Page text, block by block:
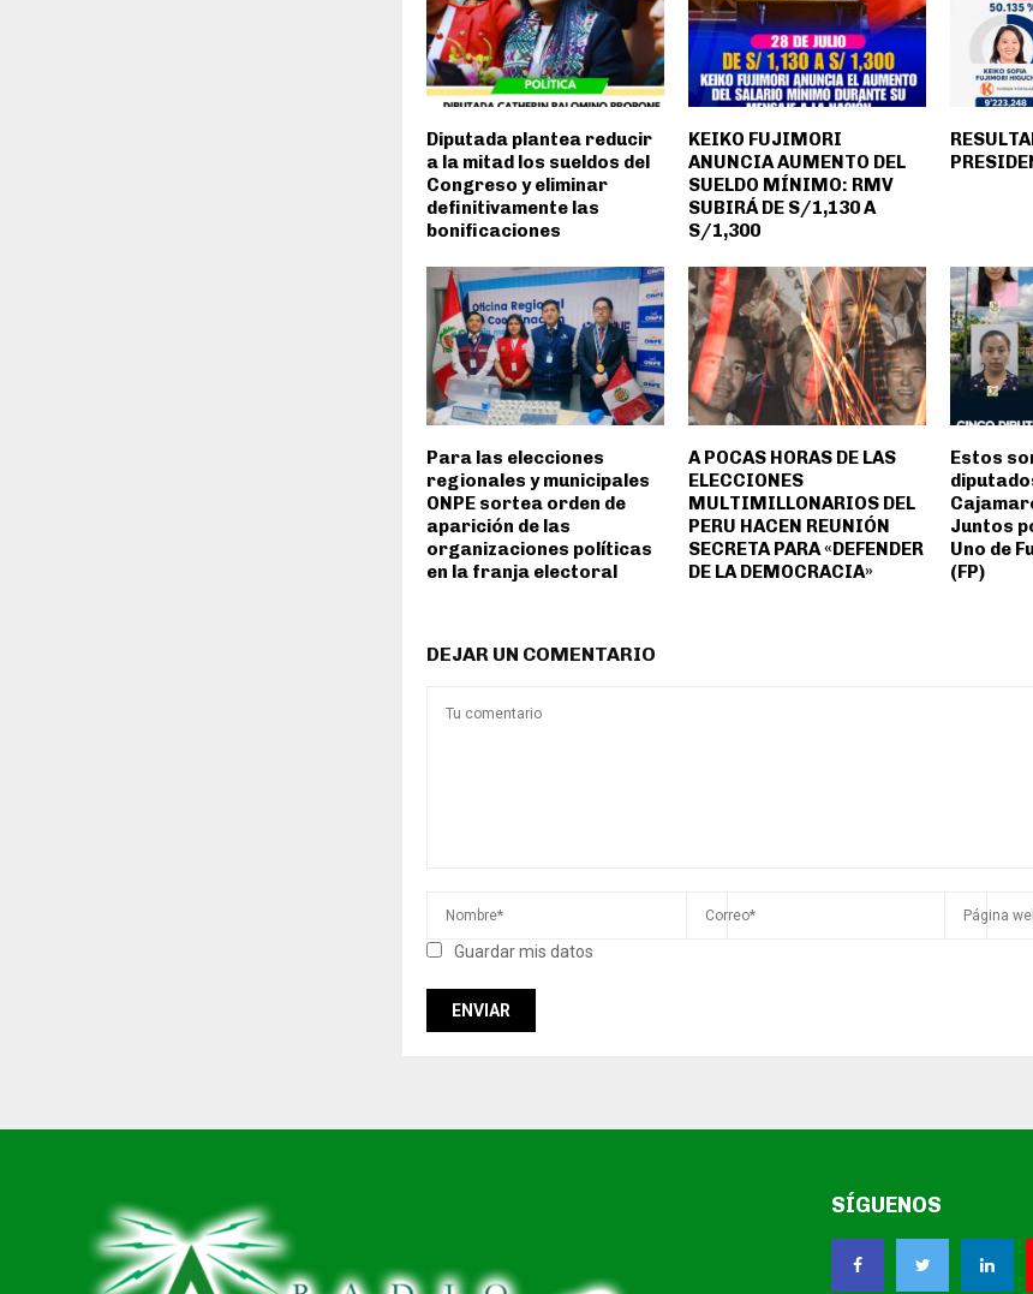
Diputada plantea reducir
a la mitad los sueldos del
Congreso y eliminar
definitivamente las
bonificaciones
KEIKO FUJIMORI
ANUNCIA AUMENTO DEL
SUELDO MÍNIMO: RMV
SUBIRÁ DE S/1,130 A
S/1,300
Para las elecciones
regionales y municipales
ONPE sortea orden de
aparición de las
organizaciones políticas
en la franja electoral
A POCAS HORAS DE LAS
ELECCIONES
MULTIMILLONARIOS DEL
PERU HACEN REUNIÓN
SECRETA PARA «DEFENDER
DE LA DEMOCRACIA»
Estos
Juntos
Uno de
(FP)
DEJAR UN COMENTARIO
Guardar mis datos
SÍGUENOS